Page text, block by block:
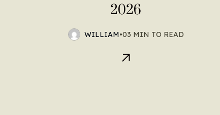
2026
WILLIAM•03 MIN TO READ